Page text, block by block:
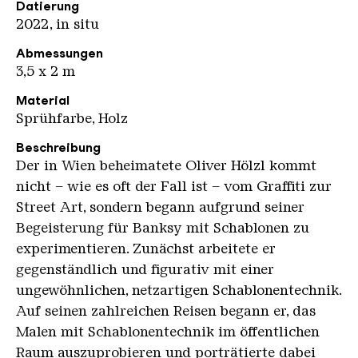
Datierung
2022, in situ
Abmessungen
3,5 x 2 m
Material
Sprühfarbe, Holz
Beschreibung
Der in Wien beheimatete Oliver Hölzl kommt
nicht – wie es oft der Fall ist – vom Graffiti zur
Street Art, sondern begann aufgrund seiner
Begeisterung für Banksy mit Schablonen zu
experimentieren. Zunächst arbeitete er
gegenständlich und figurativ mit einer
ungewöhnlichen, netzartigen Schablonentechnik.
Auf seinen zahlreichen Reisen begann er, das
Malen mit Schablonentechnik im öffentlichen
Raum auszuprobieren und porträtierte dabei